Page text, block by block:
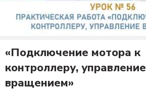
«Подключение мотора к
контроллеру, управление
вращением»